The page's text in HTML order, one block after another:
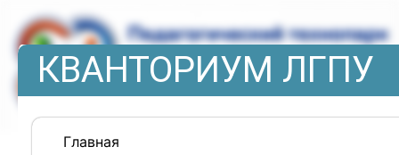
КВАНТОРИУМ ЛГПУ
Главная